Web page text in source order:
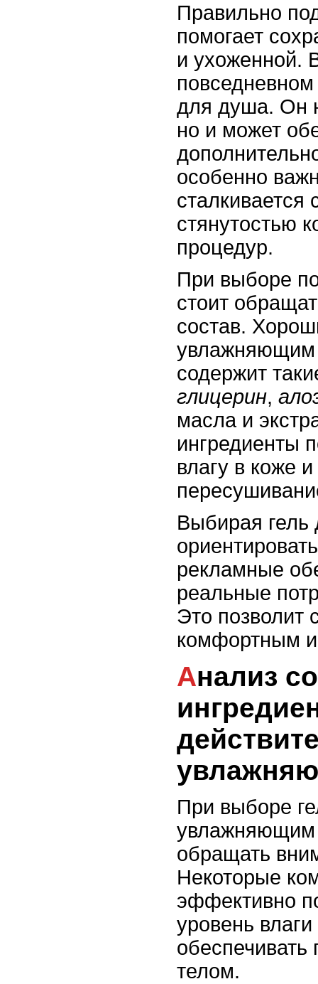
Правильно
помогает
и ухоженной.
повседневном
для душа. Он
но и может
особенно
сталкивается
стянутостью
процедур.
При выборе
стоит
состав.
увлажняющим
содержит
глицерин,
масла и
ингредиенты
влагу в коже
Выбирая
рекламные
реальные
Это позволит
комфортным
Анализ состава: какие
При выборе
обращать
Некоторые
эффективно
уровень
телом.